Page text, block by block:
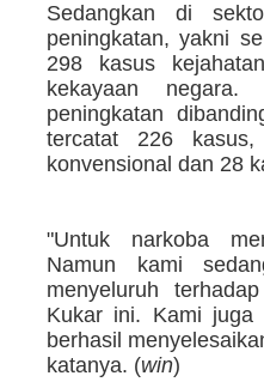
Sedangkan di
peningkatan, yakni
298 kasus
kekayaan
peningkatan
tercatat 226
konvensional dan 28
"Untuk narkoba
Namun kami
menyeluruh
Kukar ini. Kami juga
berhasil
katanya. (win)